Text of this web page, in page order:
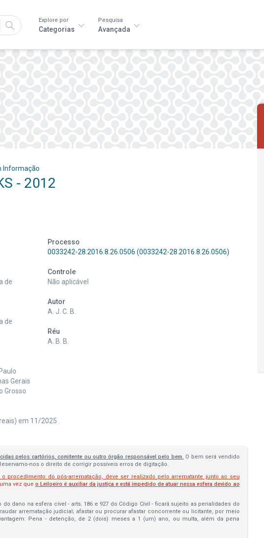
IR
Explore por
Categorias
Pesquisa
Avançada
Informação
- 2012
de
de
Gerais
Grosso
Processo
0033242-28.2016.8.26.0506 (0033242-28.2016.8.26.0506)
Controle
Não aplicável
Autor
A. J. C. B.
Réu
A. B. B.
em 11/2025 .
pelos cartórios, comitente ou outro órgão responsável pelo bem. O bem será vendido
nos o direito de corrigir possíveis erros de digitação.
procedimento do pós-arrematação, deve ser realizado pelo arrematante junto ao seu
vez queo Leiloeiro é auxiliar da justiça e está impedido de atuar nessa esfera devido ao
dano na esfera cível - arts. 186 e 927 do Código Civil - ficará sujeito as penalidades do
arrematação judicial; afastar ou procurar afastar concorrente ou licitante, por meio
Pena - detenção, de 2 (dois) meses a 1 (um) ano, ou multa, além da pena